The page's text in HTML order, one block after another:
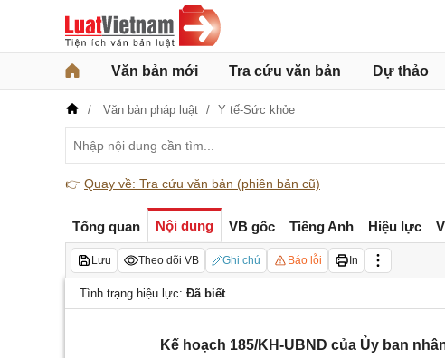
Văn bản mới Tra cứu văn bản Dự thảo
Văn bản pháp luật Y tế-Sức khỏe
👉 Quay về: Tra cứu văn bản (phiên bản cũ)
Tổng quan Nội dung VB gốc Tiếng Anh Hiệu lực
Lưu Theo dõi VB Ghi chú Báo lỗi In
Tình trạng hiệu lực: Đã biết
Kế hoạch 185/KH-UBND của Ủy ban